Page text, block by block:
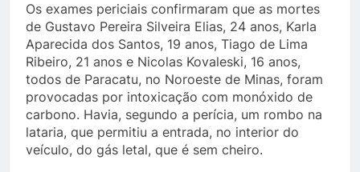
Os exames periciais confirmaram que as mortes
de Gustavo Pereira Silveira Elias, 24 anos, Karla
Aparecida dos Santos, 19 anos, Tiago de Lima
Ribeiro, 21 anos e Nicolas Kovaleski, 16 anos,
todos de Paracatu, no Noroeste de Minas, foram
provocadas por intoxicação com monóxido de
carbono. Havia, segundo a perícia, um rombo na
lataria, que permitiu a entrada, no interior do
veículo, do gás letal, que é sem cheiro.